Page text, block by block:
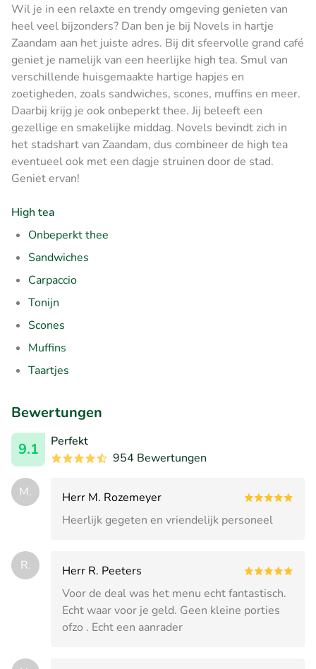
Wil je in een relaxte en trendy omgeving genieten van
heel veel bijzonders? Dan ben je bij Novels in hartje
Zaandam aan het juiste adres. Bij dit sfeervolle grand café
geniet je namelijk van een heerlijke high tea. Smul van
verschillende huisgemaakte hartige hapjes en
zoetigheden, zoals sandwiches, scones, muffins en meer.
Daarbij krijg je ook onbeperkt thee. Jij beleeft een
gezellige en smakelijke middag. Novels bevindt zich in
het stadshart van Zaandam, dus combineer de high tea
eventueel ook met een dagje struinen door de stad.
Geniet ervan!
High tea
Onbeperkt thee
Sandwiches
Carpaccio
Tonijn
Scones
Muffins
Taartjes
Bewertungen
9.1
Perfekt
954 Bewertungen
M.
Herr M. Rozemeyer
Heerlijk gegeten en vriendelijk personeel
R.
Herr R. Peeters
Voor de deal was het menu echt fantastisch.
Echt waar voor je geld. Geen kleine porties
ofzo . Echt een aanrader